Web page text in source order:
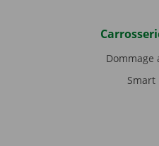
Dommage
Smart